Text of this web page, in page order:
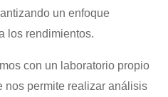
un enfoque
los rendimientos.
con un laboratorio propio
nos permite realizar análisis